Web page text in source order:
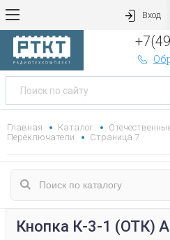
Вход
Главная Каталог
Переключатели
Страница 7
Кнопка К-3-1 (ОТК)